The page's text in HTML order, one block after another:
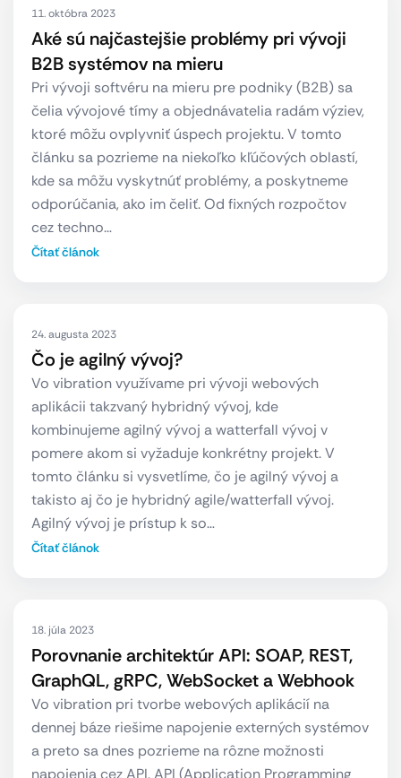
11. októbra 2023
Aké sú najčastejšie problémy pri vývoji
B2B systémov na mieru
Pri vývoji softvéru na mieru pre podniky (B2B) sa
čelia vývojové tímy a objednávatelia radám výziev,
ktoré môžu ovplyvniť úspech projektu. V tomto
článku sa pozrieme na niekoľko kľúčových oblastí,
kde sa môžu vyskytnúť problémy, a poskytneme
odporúčania, ako im čeliť. Od fixných rozpočtov
cez techno…
Čítať článok
24. augusta 2023
Čo je agilný vývoj?
Vo vibration využívame pri vývoji webových
aplikácii takzvaný hybridný vývoj, kde
kombinujeme agilný vývoj a watterfall vývoj v
pomere akom si vyžaduje konkrétny projekt. V
tomto článku si vysvetlíme, čo je agilný vývoj a
takisto aj čo je hybridný agile/watterfall vývoj.
Agilný vývoj je prístup k so…
Čítať článok
18. júla 2023
Porovnanie architektúr API: SOAP, REST,
GraphQL, gRPC, WebSocket a Webhook
Vo vibration pri tvorbe webových aplikácií na
dennej báze riešime napojenie externých systémov
a preto sa dnes pozrieme na rôzne možnosti
napojenia cez API. API (Application Programming